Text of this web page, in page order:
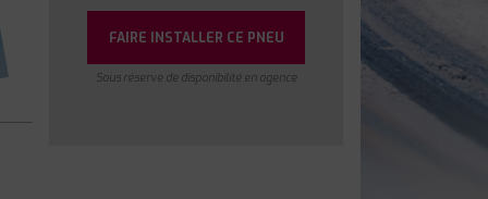
FAIRE INSTALLER CE PNEU
Sous réserve de disponibilité en agence